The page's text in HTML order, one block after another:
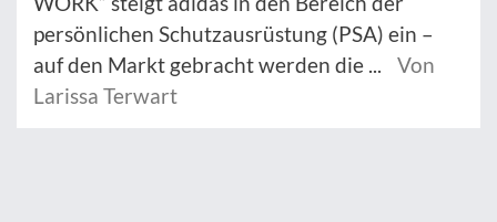
persönlichen Schutzausrüstung (PSA) ein –
auf den Markt gebracht werden die ...
Von
Larissa Terwart